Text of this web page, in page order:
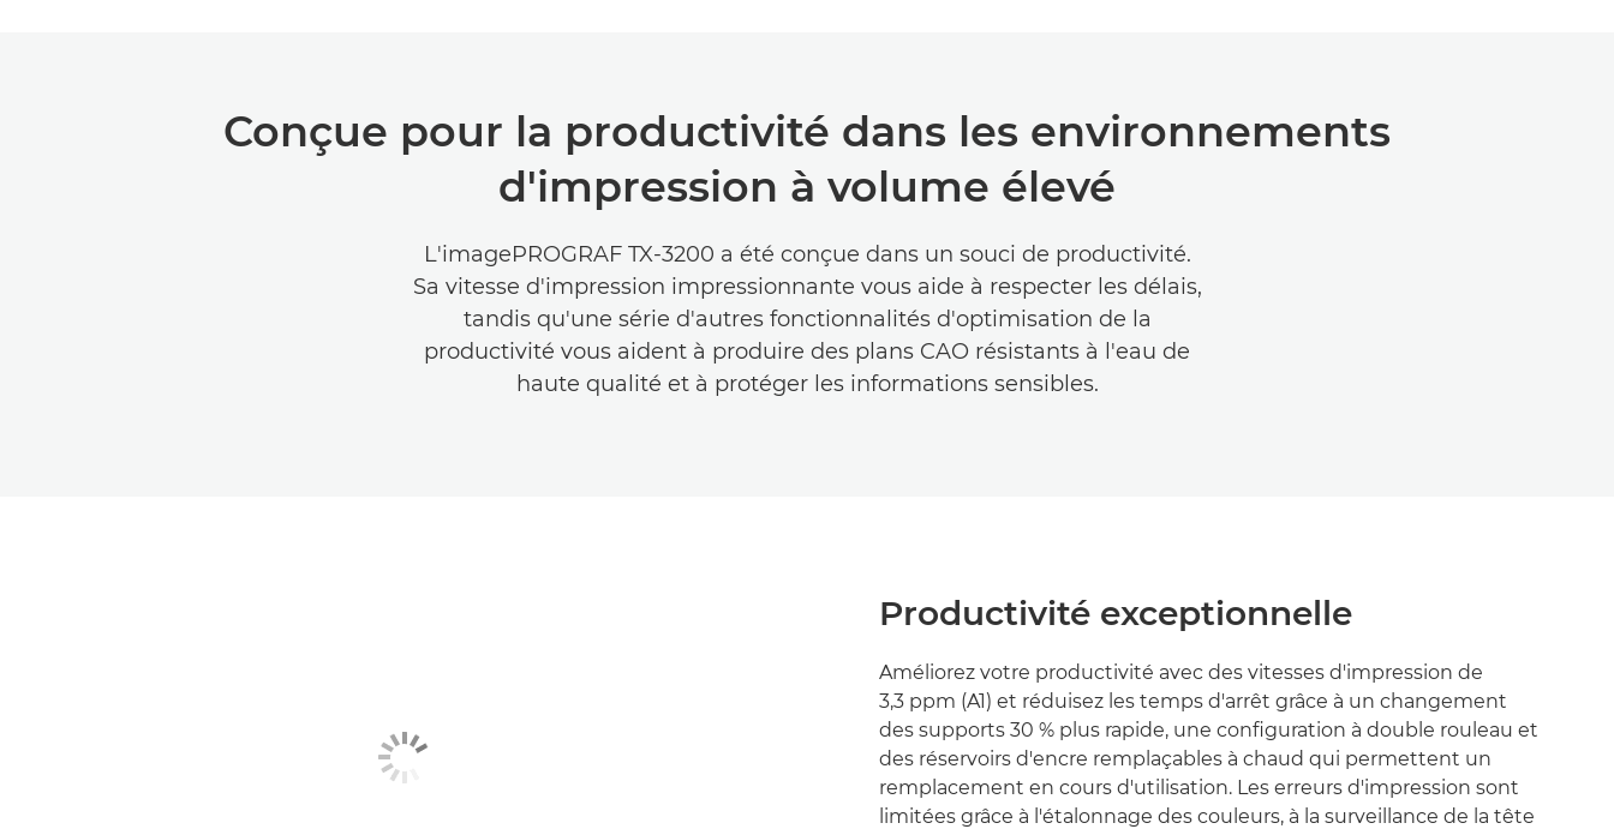
Conçue pour la productivité dans les environnements
d'impression à volume élevé
L'imagePROGRAF TX-3200 a été conçue dans un souci de productivité.
Sa vitesse d'impression impressionnante vous aide à respecter les délais,
tandis qu'une série d'autres fonctionnalités d'optimisation de la
productivité vous aident à produire des plans CAO résistants à l'eau de
haute qualité et à protéger les informations sensibles.
Productivité exceptionnelle
Améliorez votre productivité avec des vitesses d'impression de
3,3 ppm (A1) et réduisez les temps d'arrêt grâce à un changement
des supports 30 % plus rapide, une configuration à double rouleau et
des réservoirs d'encre remplaçables à chaud qui permettent un
remplacement en cours d'utilisation. Les erreurs d'impression sont
limitées grâce à l'étalonnage des couleurs, à la surveillance de la tête